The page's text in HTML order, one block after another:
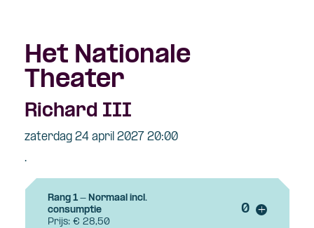
Het Nationale
Theater
Richard III
zaterdag 24 april 2027 20:00
.
Rang 1 - Normaal incl.
consumptie
Prijs: € 28,50
+Voeg